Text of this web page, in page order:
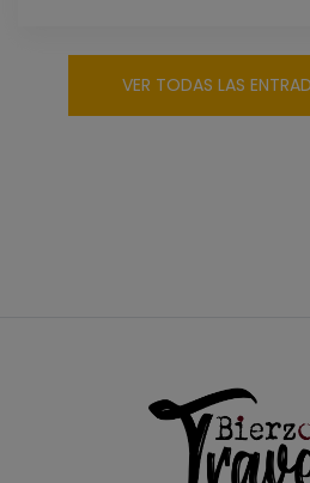
VER TODAS LAS